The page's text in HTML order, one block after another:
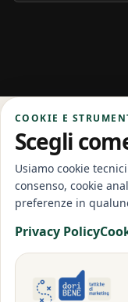
COOKIE E
Scegli
Usiamo cookie
consenso, cookie
preferenze in
Privacy Policy